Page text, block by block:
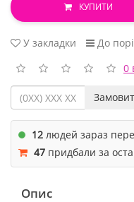
КУПИТИ
У закладки
До
0
12 людей зараз
47 придбали за
Опис